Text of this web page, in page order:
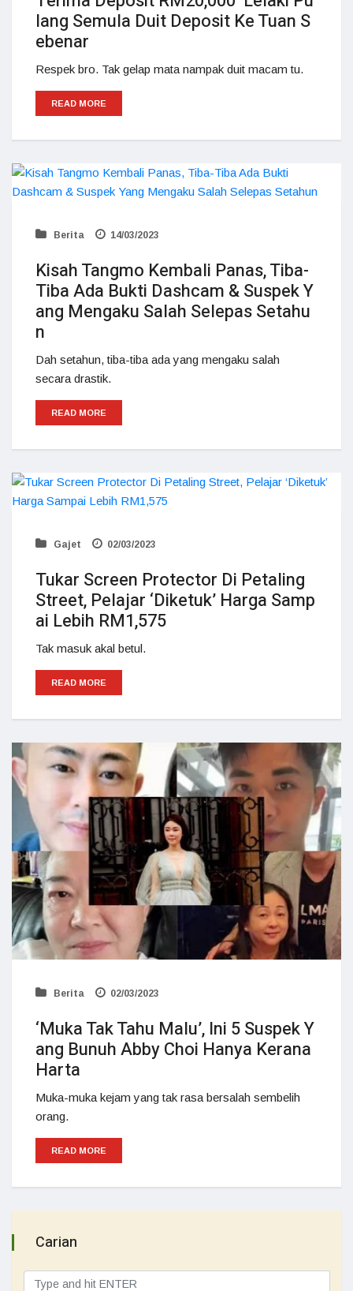
lang Semula Duit Deposit Ke Tuan S
ebenar
Respek bro. Tak gelap mata nampak duit macam tu.
READ MORE
Berita 14/03/2023
Kisah Tangmo Kembali Panas, Tiba-
Tiba Ada Bukti Dashcam & Suspek Y
ang Mengaku Salah Selepas Setahu
n
Dah setahun, tiba-tiba ada yang mengaku salah
secara drastik.
READ MORE
Gajet 02/03/2023
Tukar Screen Protector Di Petaling
Street, Pelajar ‘Diketuk’ Harga Samp
ai Lebih RM1,575
Tak masuk akal betul.
READ MORE
Berita 02/03/2023
‘Muka Tak Tahu Malu’, Ini 5 Suspek Y
ang Bunuh Abby Choi Hanya Kerana
Harta
Muka-muka kejam yang tak rasa bersalah sembelih
orang.
READ MORE
Carian